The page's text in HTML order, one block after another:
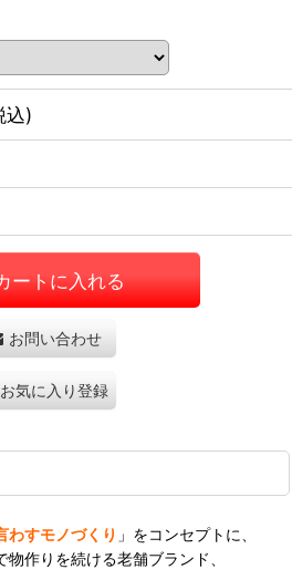
込)
ートに入れる
お問い合わせ
お気に入り登録
わすモノづくり 」をコンセプトに、
作りを続ける老舗ブランド、